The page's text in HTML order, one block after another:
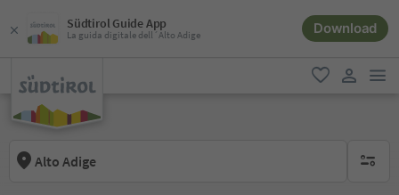
Südtirol Guide App
La guida digitale dell´Alto Adige Download
favoriti
Alto Adige